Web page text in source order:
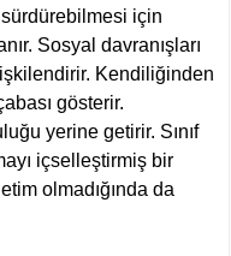
sürdürebilmesi için
Sosyal davranışları
Kendiliğinden
gösterir.
yerine getirir. Sınıf
içselleştirmiş bir
olmadığında da